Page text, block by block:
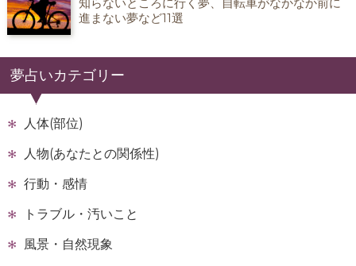
進まない夢など11選
夢占いカテゴリー
人体(部位)
人物(あなたとの関係性)
行動・感情
トラブル・汚いこと
風景・自然現象